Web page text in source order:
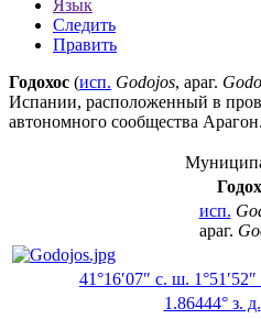
Язык
Следить
Править
Годохос (исп. Godojos, араг.
Испании, расположенный в
автономного сообщества Арагон.
исп.
араг.
41°16′07″ с. ш. 1°51′52″
1.86444° з. д.